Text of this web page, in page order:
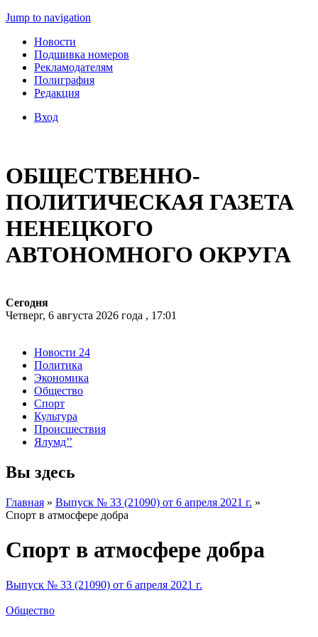
Jump to navigation
Новости
Подшивка номеров
Рекламодателям
Полиграфия
Редакция
Вход
ОБЩЕСТВЕННО-
ПОЛИТИЧЕСКАЯ ГАЗЕТА
НЕНЕЦКОГО
АВТОНОМНОГО ОКРУГА
Сегодня
Четверг, 6 августа 2026 года , 17:01
Новости 24
Политика
Экономика
Общество
Спорт
Культура
Происшествия
Ялумд’’
Вы здесь
Главная » Выпуск № 33 (21090) от 6 апреля 2021 г. »
Спорт в атмосфере добра
Спорт в атмосфере добра
Выпуск № 33 (21090) от 6 апреля 2021 г.
Общество